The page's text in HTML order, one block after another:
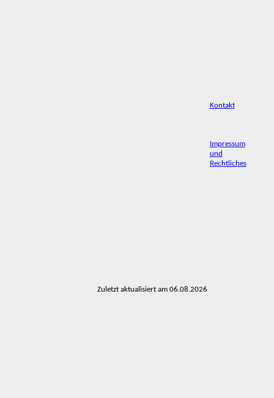
Kontakt
Impressum
und
Rechtliches
Zuletzt aktualisiert am 06.08.2026